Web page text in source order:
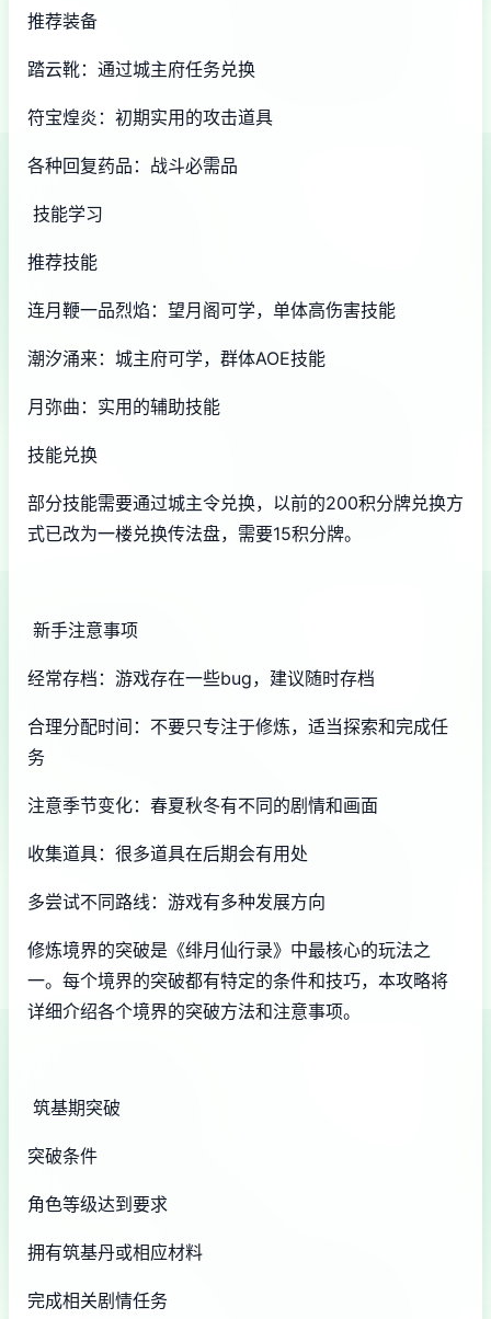
推荐装备
踏云靴：通过城主府任务兑换
符宝煌炎：初期实用的攻击道具
各种回复药品：战斗必需品
技能学习
推荐技能
连月鞭一品烈焰：望月阁可学，单体高伤害技能
潮汐涌来：城主府可学，群体AOE技能
月弥曲：实用的辅助技能
技能兑换
部分技能需要通过城主令兑换，以前的200积分牌兑换方
式已改为一楼兑换传法盘，需要15积分牌。
新手注意事项
经常存档：游戏存在一些bug，建议随时存档
合理分配时间：不要只专注于修炼，适当探索和完成任
务
注意季节变化：春夏秋冬有不同的剧情和画面
收集道具：很多道具在后期会有用处
多尝试不同路线：游戏有多种发展方向
修炼境界的突破是《绯月仙行录》中最核心的玩法之
一。每个境界的突破都有特定的条件和技巧，本攻略将
详细介绍各个境界的突破方法和注意事项。
筑基期突破
突破条件
角色等级达到要求
拥有筑基丹或相应材料
完成相关剧情任务